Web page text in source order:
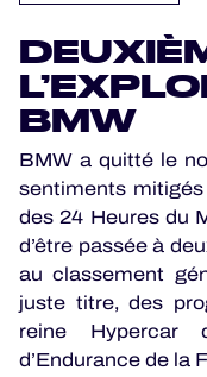
CLASSEMENTS
RÉSULTATS
LA GRILLE
OÙ REGARDER
PROGRAMMES
BMW
BMW a quitté le
sentiments
des 24 Heures du
d’être passée à
au classement
juste titre, des
reine Hypercar
d’Endurance de la